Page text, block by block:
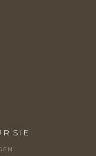
SIE